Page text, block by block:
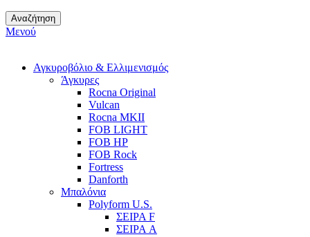
Αναζήτηση
Μενού
Αγκυροβόλιο & Ελλιμενισμός
Άγκυρες
Rocna Original
Vulcan
Rocna MKII
FOB LIGHT
FOB HP
FOB Rock
Fortress
Danforth
Μπαλόνια
Polyform U.S.
ΣΕΙΡΑ F
ΣΕΙΡΑ A